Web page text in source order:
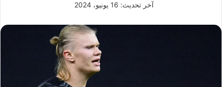
آخر تحديث: 16 يونيو، 2024